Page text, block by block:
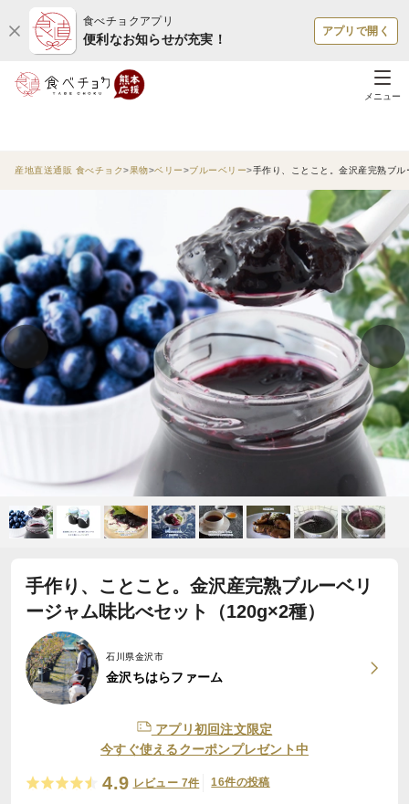
食べチョクアプリ
便利なお知らせが充実！
アプリで開く
メニュー
産地直送通販 食べチョク 果物 ベリー ブルーベリー 手作り、ことこと。金沢産完熟ブ
手作り、ことこと。金沢産完熟ブルーベリ
ージャム味比べセット（120g×2種）
石川県金沢市
金沢ちはらファーム
アプリ初回注文限定
今すぐ使えるクーポンプレゼント中
4.9 レビュー 7件 16件の投稿